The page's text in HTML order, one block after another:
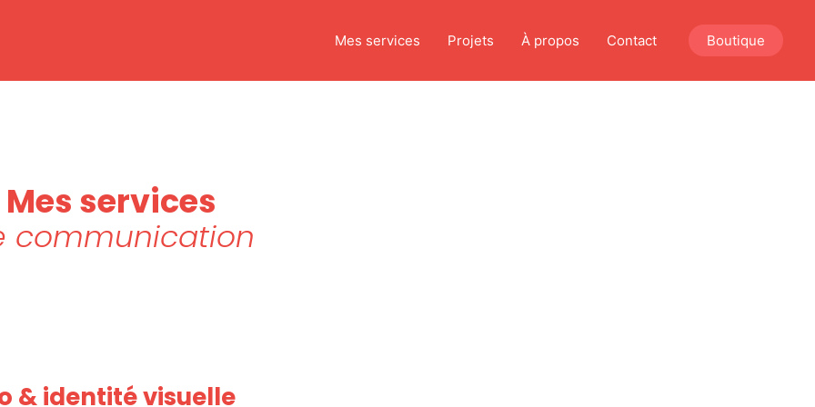
Mes services Projets À propos Contact Boutique
Mes services
communication
& identité visuelle